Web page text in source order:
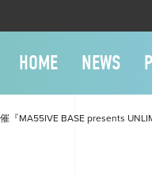
HOME NEWS
『MA55IVE BASE presents